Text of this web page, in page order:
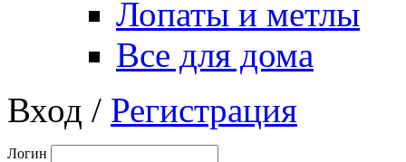
Лопаты и метлы
Все для дома
Вход / Регистрация
Логин